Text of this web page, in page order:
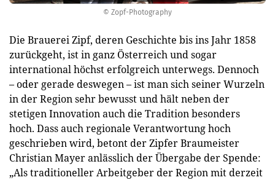
© Zopf-Photography
Die Brauerei Zipf, deren Geschichte bis ins Jahr 1858
zurückgeht, ist in ganz Österreich und sogar
international höchst erfolgreich unterwegs. Dennoch
– oder gerade deswegen – ist man sich seiner Wurzeln
in der Region sehr bewusst und hält neben der
stetigen Innovation auch die Tradition besonders
hoch. Dass auch regionale Verantwortung hoch
geschrieben wird, betont der Zipfer Braumeister
Christian Mayer anlässlich der Übergabe der Spende:
„Als traditioneller Arbeitgeber der Region mit derzeit